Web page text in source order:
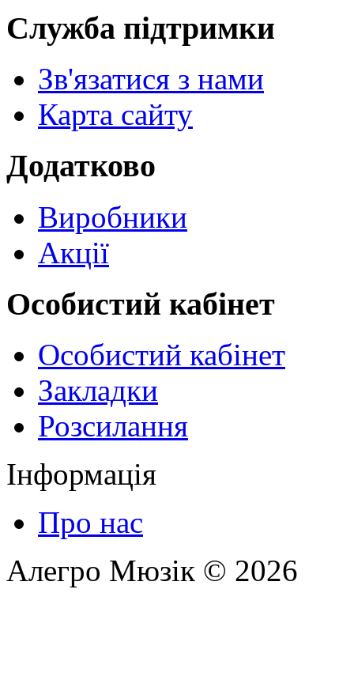
Служба підтримки
Зв'язатися з нами
Карта сайту
Додатково
Виробники
Акції
Особистий кабінет
Особистий кабінет
Закладки
Розсилання
Інформація
Про нас
Алегро Мюзік © 2026